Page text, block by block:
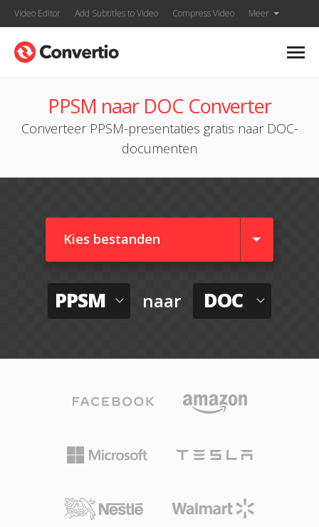
Video Editor Add Subtitles to Video Compress Video Meer
PPSM naar DOC Converter
Converteer PPSM-presentaties gratis naar DOC-
documenten
Kies bestanden
PPSM naar DOC